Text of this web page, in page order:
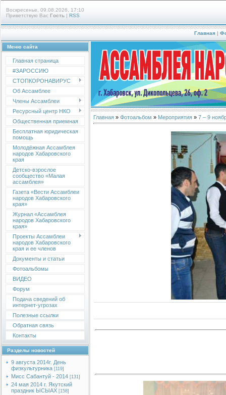
Воскресенье, 09.08.2026, 17:10
Приветствую Вас Гость | RSS
Главная |
Меню сайта
Главная страница
#ЗАРОССИЮ
СТОПКОРОНАВИРУС
Об Ассамблее
Члены Ассамблеи
Ресурсный центр НКО
Общественная приемная
Бесплатная юридическая
помощь
Молодёжная Ассамблея
народов Хабаровского
края
Детско-взрослое
сообщество «Малая
ассамблея»
Газета «Вести Ассамблеи
народов Хабаровского
края»
Журнал «Ассамблея
народов Хабаровского
края»
Проекты Ассамблеи
народов Хабаровского
края и ее членов
Документы и статьи
Фотоальбомы
ВИДЕО
Форум
Подача сведений об
интернет-угрозах
Полезные ссылки
Обратная связь
Контакты
Разделы новостей
9 августа 2014г. День
физкультурника [119]
Мисс Сабантуй - 2014 [131]
24 мая 2014 г. Якутский
праздник ЫСЫАХ [158]
Главная » Фотоальбом » Мероприятия » 7 – 9